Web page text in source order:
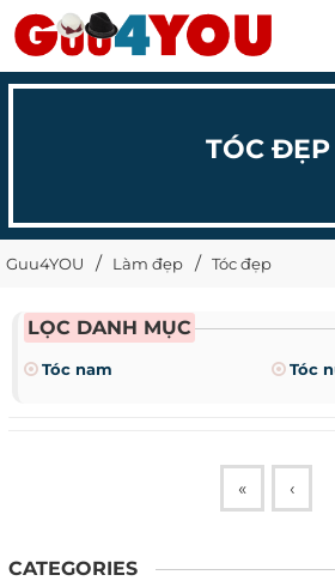
TÓC ĐẸP
Guu4YOU Làm đẹp Tóc đẹp
LỌC DANH MỤC
Tóc nam Tóc
« ‹
CATEGORIES